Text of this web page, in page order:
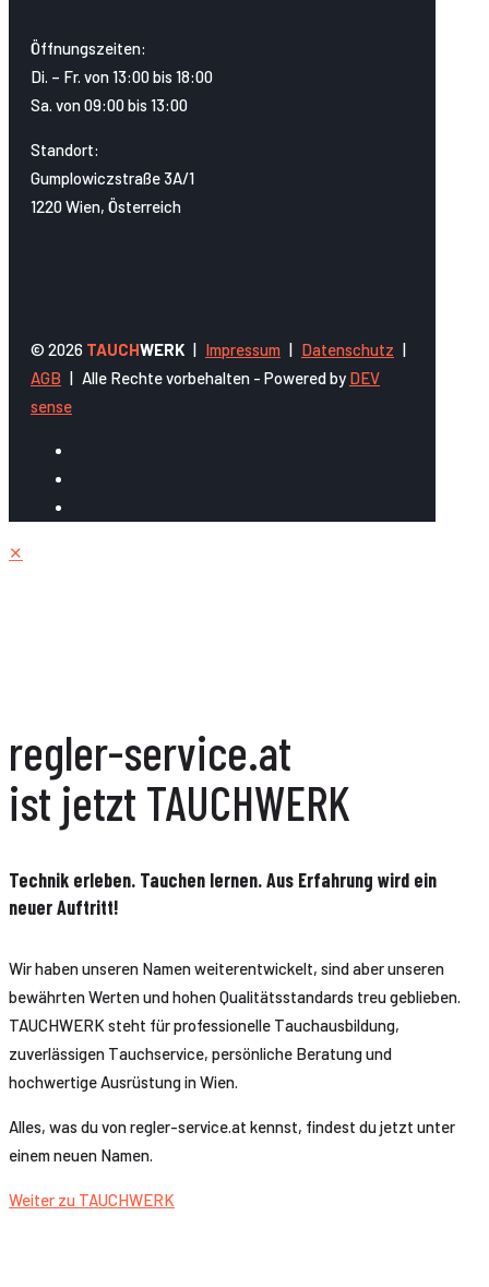
Öffnungszeiten:
Di. – Fr. von 13:00 bis 18:00
Sa. von 09:00 bis 13:00
Standort:
Gumplowiczstraße 3A/1
1220 Wien, Österreich
© 2026 TAUCHWERK | Impressum | Datenschutz |
AGB | Alle Rechte vorbehalten - Powered by DEV
sense
✕
regler-service.at
ist jetzt TAUCHWERK
Technik erleben. Tauchen lernen. Aus Erfahrung wird ein
neuer Auftritt!
Wir haben unseren Namen weiterentwickelt, sind aber unseren
bewährten Werten und hohen Qualitätsstandards treu geblieben.
TAUCHWERK steht für professionelle Tauchausbildung,
zuverlässigen Tauchservice, persönliche Beratung und
hochwertige Ausrüstung in Wien.
Alles, was du von regler-service.at kennst, findest du jetzt unter
einem neuen Namen.
Weiter zu TAUCHWERK